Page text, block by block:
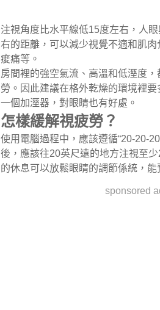
注視角度比水平線低15度左右，人
右的距離，可以減少視覺不適和肌
痠痛等。
房間裡的強空氣流、高溫和低溼度
勞。因此建議在格外乾燥的環境裡
一個加溼器，對眼睛也有好處。
怎樣緩解視疲勞？
使用電腦過程中，應該遵循“20-20-
後，應該往20英尺遠的地方注視至
的休息可以放鬆眼睛的調節係統，能
sponsored